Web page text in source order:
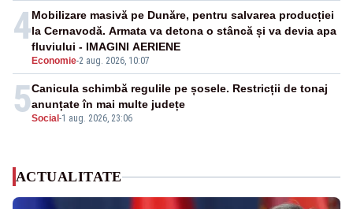
4
Economie-2 aug. 2026, 10:07
Mobilizare masivă pe Dunăre, pentru salvarea producției
la Cernavodă. Armata va detona o stâncă și va devia apa
fluviului - IMAGINI AERIENE
5Social -1 aug. 2026, 23:06
Canicula schimbă regulile pe șosele. Restricții de tonaj
anunțate în mai multe județe
ACTUALITATE